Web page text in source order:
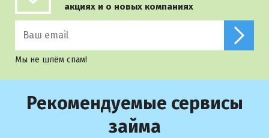
акциях и о новых компаниях
Мы не шлём спам!
Рекомендуемые сервисы
займа